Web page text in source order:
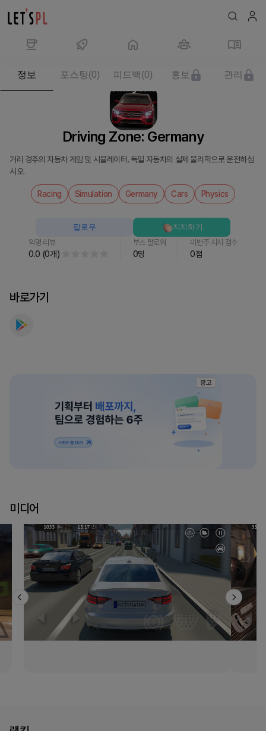
서
Germany
Driving Zone: Germany
거리 경주의 자동차 게임 및 시뮬레이터. 독일 자동차의 실제 물리학으로 운전하십
시오.
Racing Simulation Germany Cars Physics
익명 리뷰
0.0 (0개)
부스 팔로워
0명
이번주 지지 점수
0점
팔로우 지지하기
정보 포스팅(0) 피드백 (0) 홍보 관리
바로가기
광고
미디어